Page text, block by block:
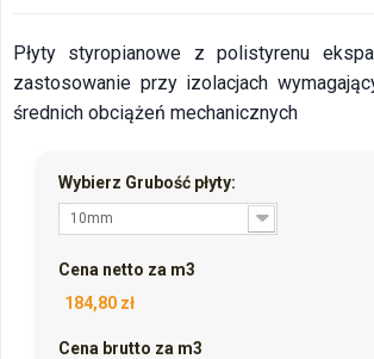
Płyty styropianowe z polistyrenu
zastosowanie przy izolacjach
średnich obciążeń mechanicznych
Wybierz Grubość płyty:
10mm
Cena netto za m3
184,80 zł
Cena brutto za m3